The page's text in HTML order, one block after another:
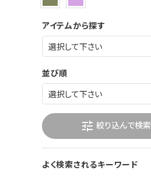
アイテムから探す
並び順
tune 絞り込んで検索
よく検索されるキーワード